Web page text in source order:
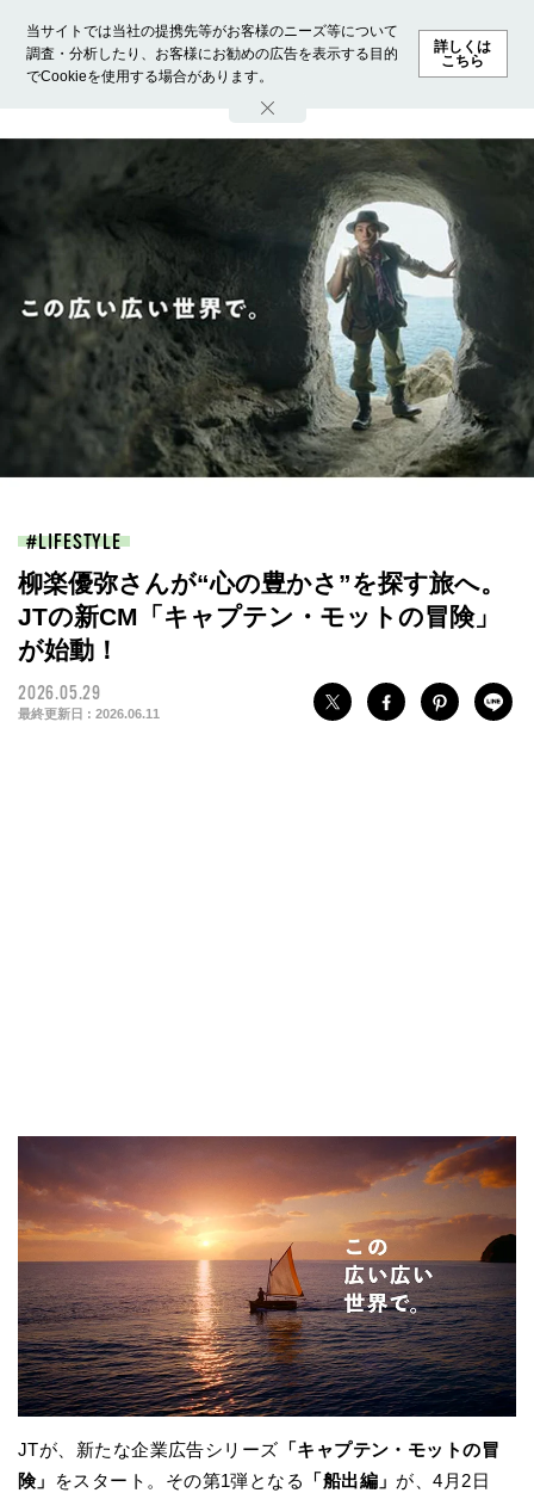
当サイトでは当社の提携先等がお客様のニーズ等について
調査・分析したり、お客様にお勧めの広告を表示する目的
でCookieを使用する場合があります。
詳しくは
こちら
ホーム モデル募集 ランキング ファッション ビューテ
LIFESTYLE
柳楽優弥さんが“心の豊かさ”を探す旅へ。
JTの新CM「キャプテン・モットの冒険」
が始動！
2026.05.29
最終更新日 : 2026.06.11
JTが、新たな企業広告シリーズ 「キャプテン・モットの冒
険」
をスタート。その第1弾となる 「船出編」 が、4月2日